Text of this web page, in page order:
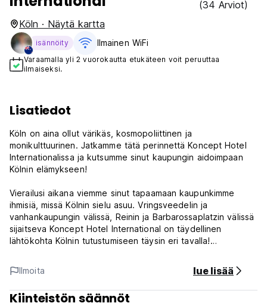
(34 Arviot)
Köln · Näytä kartta
isännöity Ilmainen WiFi
Varaamalla yli 2 vuorokautta etukäteen voit peruuttaa
ilmaiseksi.
Lisatiedot
Köln on aina ollut värikäs, kosmopoliittinen ja
monikulttuurinen. Jatkamme tätä perinnettä Koncept Hotel
Internationalissa ja kutsumme sinut kaupungin aidoimpaan
Kölnin elämykseen!
Vierailusi aikana viemme sinut tapaamaan kaupunkimme
ihmisiä, missä Kölnin sielu asuu. Vringsveedelin ja
vanhankaupungin välissä, Reinin ja Barbarossaplatzin välissä
sijaitseva Koncept Hotel International on täydellinen
lähtökohta Kölnin tutustumiseen täysin eri tavalla!
Koncept Hotel International - Ehdot
Itsesisäänkirjautuminen.
Ilmoita lue lisää
Kiinteistön säännöt